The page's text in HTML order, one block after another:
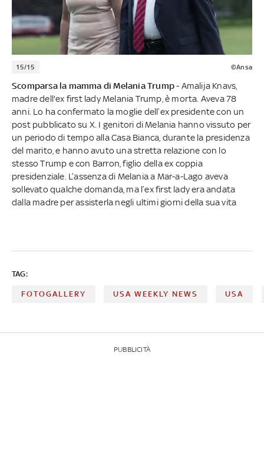
15/15 ©Ansa
Scomparsa la mamma di Melania Trump- Amalija Knavs,
madre dell'ex first lady Melania Trump, è morta. Aveva 78
anni. Lo ha confermato la moglie dell’ex presidente con un
post pubblicato su X. I genitori di Melania hanno vissuto per
un periodo di tempo alla Casa Bianca, durante la presidenza
del marito, e hanno avuto una stretta relazione con lo
stesso Trump e con Barron, figlio della ex coppia
presidenziale. L’assenza di Melania a Mar-a-Lago aveva
sollevato qualche domanda, ma l’ex first lady era andata
dalla madre per assisterla negli ultimi giorni della sua vita
TAG:
FOTOGALLERY USA WEEKLY NEWS USA
PUBBLICITÀ